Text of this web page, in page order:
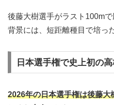
後藤大樹選手がラスト100m
背景には、短距離種目で培っ
日本選手権で史上初の
2026年の日本選手権は後藤